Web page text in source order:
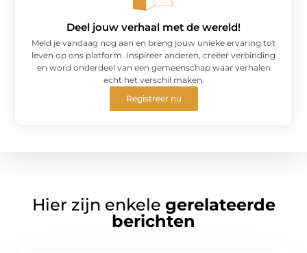
Deel jouw verhaal met de wereld!
Meld je vandaag nog aan en breng jouw unieke ervaring tot
leven op ons platform. Inspireer anderen, creëer verbinding
en word onderdeel van een gemeenschap waar verhalen
echt het verschil maken.
Registreer nu
Hier zijn enkele gerelateerde
berichten